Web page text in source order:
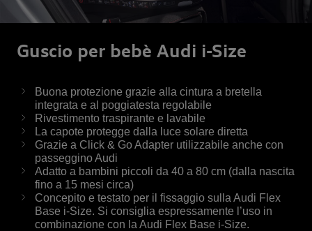
Guscio per bebè Audi i-Size
Buona protezione grazie alla cintura a bretella
integrata e al poggiatesta regolabile
Rivestimento traspirante e lavabile
La capote protegge dalla luce solare diretta
Grazie a Click & Go Adapter utilizzabile anche con
passeggino Audi
Adatto a bambini piccoli da 40 a 80 cm (dalla nascita
fino a 15 mesi circa)
Concepito e testato per il fissaggio sulla Audi Flex
Base i-Size. Si consiglia espressamente l’uso in
combinazione con la Audi Flex Base i-Size.